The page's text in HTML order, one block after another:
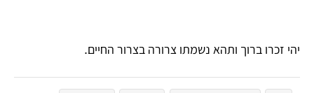
יהי זכרו ברוך ותהא נשמתו צרורה בצרור החיים.